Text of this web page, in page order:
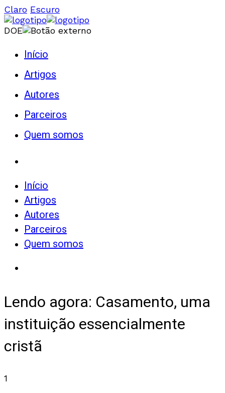
Claro Escuro
DOE
Início
Artigos
Autores
Parceiros
Quem somos
Início
Artigos
Autores
Parceiros
Quem somos
Lendo agora: Casamento, uma
instituição essencialmente
cristã
1